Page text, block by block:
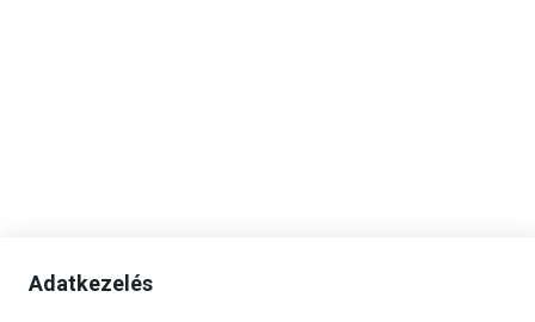
Adatkezelés